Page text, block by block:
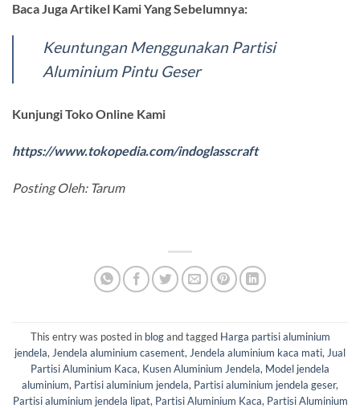
Baca Juga Artikel Kami Yang Sebelumnya:
Keuntungan Menggunakan Partisi
Aluminium Pintu Geser
Kunjungi Toko Online Kami
https://www.tokopedia.com/indoglasscraft
Posting Oleh: Tarum
This entry was posted in blogand tagged Harga partisi aluminium
jendela, Jendela aluminium casement, Jendela aluminium kaca mati, Jual
Partisi Aluminium Kaca, Kusen Aluminium Jendela, Model jendela
aluminium, Partisi aluminium jendela, Partisi aluminium jendela geser,
Partisi aluminium jendela lipat, Partisi Aluminium Kaca, Partisi Aluminium